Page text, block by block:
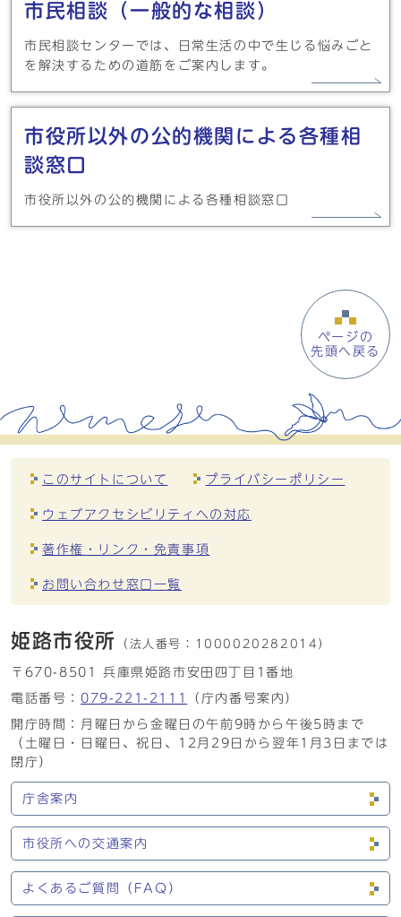
市民相談（一般的な相談）
市民相談センターでは、日常生活の中で生じる悩みごと
を解決するための道筋をご案内します。
市役所以外の公的機関による各種相
談窓口
市役所以外の公的機関による各種相談窓口
ページの
先頭へ戻る
このサイトについて プライバシーポリシー
ウェブアクセシビリティへの対応
著作権・リンク・免責事項
お問い合わせ窓口一覧
姫路市役所 （法人番号： 1000020282014）
〒670-8501 兵庫県姫路市安田四丁目1番地
電話番号： 079-221-2111
（庁内番号案内）
開庁時間：月曜日から金曜日の午前9時から午後5時まで
（土曜日・日曜日、祝日、12月29日から翌年1月3日までは
閉庁）
庁舎案内
市役所への交通案内
よくあるご質問（FAQ）